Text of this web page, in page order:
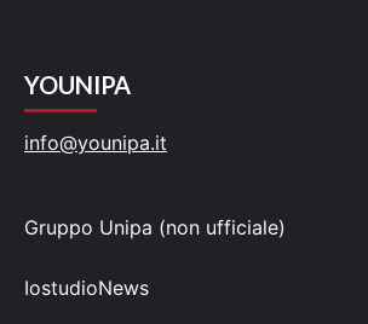
YOUNIPA
info@younipa.it
Gruppo Unipa (non ufficiale)
IostudioNews